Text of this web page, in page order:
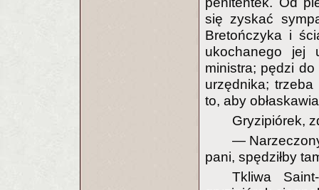
się zyskać
Bretończyka i
ukochanego jej
ministra; pędzi do
urzędnika;
to, aby
Gryzipiórek,
—
pani, spędziłby
Tkliwa